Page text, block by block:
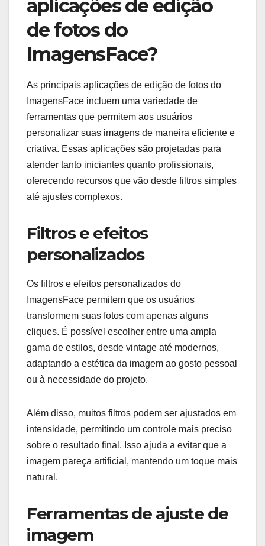
aplicações de edição
de fotos do
ImagensFace?
As principais aplicações de edição de fotos do
ImagensFace incluem uma variedade de
ferramentas que permitem aos usuários
personalizar suas imagens de maneira eficiente e
criativa. Essas aplicações são projetadas para
atender tanto iniciantes quanto profissionais,
oferecendo recursos que vão desde filtros simples
até ajustes complexos.
Filtros e efeitos
personalizados
Os filtros e efeitos personalizados do
ImagensFace permitem que os usuários
transformem suas fotos com apenas alguns
cliques. É possível escolher entre uma ampla
gama de estilos, desde vintage até modernos,
adaptando a estética da imagem ao gosto pessoal
ou à necessidade do projeto.
Além disso, muitos filtros podem ser ajustados em
intensidade, permitindo um controle mais preciso
sobre o resultado final. Isso ajuda a evitar que a
imagem pareça artificial, mantendo um toque mais
natural.
Ferramentas de ajuste de
imagem